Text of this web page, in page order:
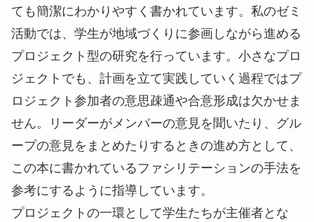
ても簡潔にわかりやすく書かれています。私のゼミ
活動では、学生が地域づくりに参画しながら進める
プロジェクト型の研究を行っています。小さなプロ
ジェクトでも、計画を立て実践していく過程ではプ
ロジェクト参加者の意思疎通や合意形成は欠かせま
せん。リーダーがメンバーの意見を聞いたり、グル
ープの意見をまとめたりするときの進め方として、
この本に書かれているファシリテーションの手法を
参考にするように指導しています。
プロジェクトの一環として学生たちが主催者とな